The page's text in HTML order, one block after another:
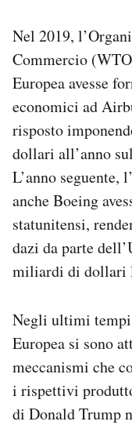
Nel 2019,
Commercio
Europea avesse
economici ad
risposto
dollari all’anno
L’anno seguente,
anche Boeing
statunitensi,
dazi da parte
miliardi di dollari
Negli ultimi
Europea si sono
meccanismi che
i rispettivi
di Donald Trump